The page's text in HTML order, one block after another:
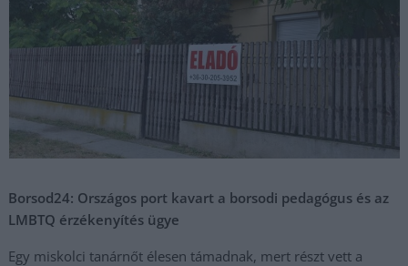
Borsod24: Országos port kavart a borsodi pedagógus és az
LMBTQ érzékenyítés ügye
Egy miskolci tanárnőt élesen támadnak, mert részt vett a